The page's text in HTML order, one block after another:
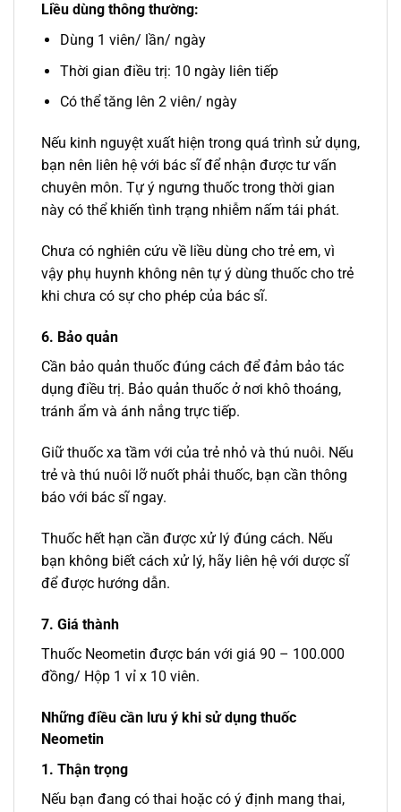
Liều dùng thông thường:
Dùng 1 viên/ lần/ ngày
Thời gian điều trị: 10 ngày liên tiếp
Có thể tăng lên 2 viên/ ngày
Nếu kinh nguyệt xuất hiện trong quá trình sử dụng,
bạn nên liên hệ với bác sĩ để nhận được tư vấn
chuyên môn. Tự ý ngưng thuốc trong thời gian
này có thể khiến tình trạng nhiễm nấm tái phát.
Chưa có nghiên cứu về liều dùng cho trẻ em, vì
vậy phụ huynh không nên tự ý dùng thuốc cho trẻ
khi chưa có sự cho phép của bác sĩ.
6. Bảo quản
Cần bảo quản thuốc đúng cách để đảm bảo tác
dụng điều trị. Bảo quản thuốc ở nơi khô thoáng,
tránh ẩm và ánh nắng trực tiếp.
Giữ thuốc xa tầm với của trẻ nhỏ và thú nuôi. Nếu
trẻ và thú nuôi lỡ nuốt phải thuốc, bạn cần thông
báo với bác sĩ ngay.
Thuốc hết hạn cần được xử lý đúng cách. Nếu
bạn không biết cách xử lý, hãy liên hệ với dược sĩ
để được hướng dẫn.
7. Giá thành
Thuốc Neometin được bán với giá 90 – 100.000
đồng/ Hộp 1 vỉ x 10 viên.
Những điều cần lưu ý khi sử dụng thuốc
Neometin
1. Thận trọng
Nếu bạn đang có thai hoặc có ý định mang thai,